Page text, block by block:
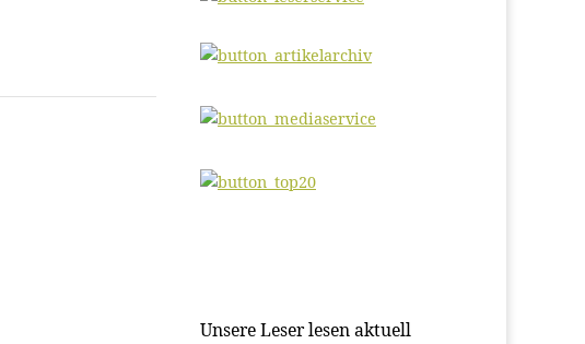
Unsere Leser lesen aktuell